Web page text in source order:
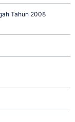
Tahun 2008